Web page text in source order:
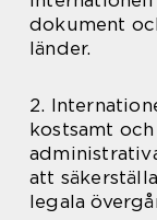
dokument
länder.
2.
kostsamt
att
legala